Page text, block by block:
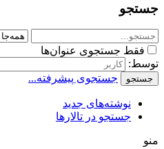
جستجو
فقط جستجوی عنوان‌ها
توسط:
جستجو جستجوی پیشرفته...
نوشته‌های جدید
جستجو در تالارها
منو